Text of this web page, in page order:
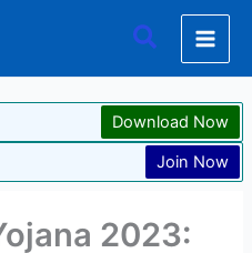
Search
Download Now
Join Now
2023: